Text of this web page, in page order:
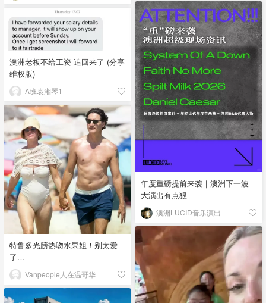
年度重磅提前来袭｜澳洲下一波
大演出有点狠
澳洲LUCID音乐演出
澳洲老板不给工资 追回来了 (分享
维权版)
A班袁湘琴1
特鲁多光膀热吻水果姐！别太爱
了…
Vanpeople人在温哥华